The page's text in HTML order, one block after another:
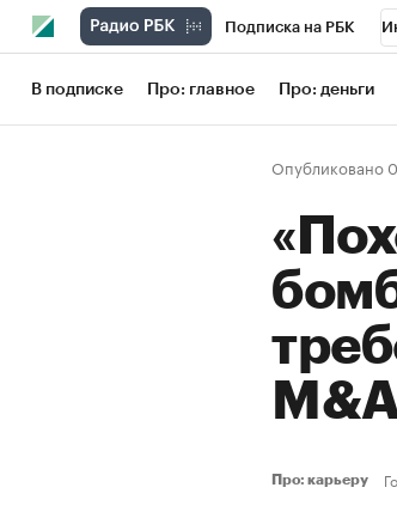
Подписка на РБК
Школа управления
Рынок наличной
В подписке Про: главное Про: деньги
Опубликовано
Про: карьеру